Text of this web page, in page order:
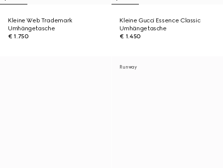
Kleine Web Trademark
Umhängetasche
€ 1.750
Kleine Gucci Essence Classic
Umhängetasche
€ 1.450
Runway